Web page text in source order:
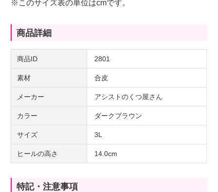
※このサイズ表の単位はcmです。
商品詳細
商品ID 2801
素材 合皮
メーカー アシストのくつ屋さん
カラー ダークブラウン
サイズ 3L
ヒールの高さ 14.0cm
特記・注意事項